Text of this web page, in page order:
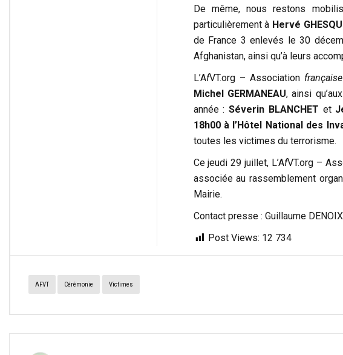
De même, nous restons
particulièrement à Hervé
de France 3 enlevés le 30
Afghanistan, ainsi qu’à leurs
L’AfVT.org – Association française
Michel GERMANEAU, ainsi
année :Séverin BLANCHET et
18h00 à l’Hôtel National des
toutes les victimes du terrorisme.
Ce jeudi 29 juillet, L’AfVT.org –
associée au rassemblement
Mairie.
Contact presse : Guillaume
Post Views: 12 734
AFVT Cérémonie Victimes